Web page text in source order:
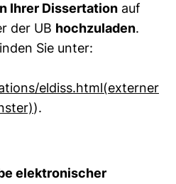
Ihrer Dissertation auf
der UB hochzuladen.
Sie unter:
eldiss.html(externer
(externer Link, öffnet
).
elektronischer